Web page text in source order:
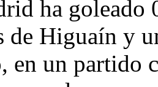
ha goleado
de Higuaín y
en un partido